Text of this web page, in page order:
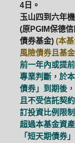
4日。
玉山四到六年
(原PGIM保德
債券基金) (本
風險債券且基
前一年內或提
專業判斷，於
債券」到期後
且不受信託契
訂投資比例限
超過本基金資
「短天期債券